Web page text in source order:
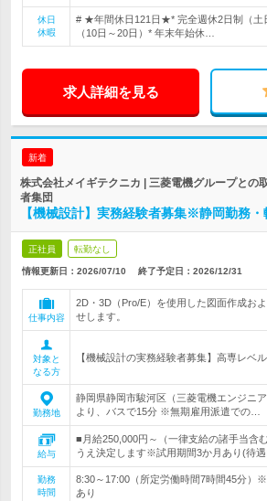
休日
休暇
# ★年間休日121日★* 完全週休2日制（土
（10日～20日）* 年末年始休…
求人詳細を見る
新着
株式会社メイギテクニカ | 三菱電機グループとの
者集団
【機械設計】実務経験者募集※静岡勤務・
正社員 転勤なし
情報更新日：2026/07/10 終了予定日： 2026/12/31
仕事内容
2D・3D（Pro/E）を使用した図面作成お
せします。
対象と
なる方
【機械設計の実務経験者募集】高専レベ
勤務地
静岡県静岡市駿河区（三菱電機エンジニ
より、バスで15分 ※無期雇用派遣での…
給与
■月給250,000円～（一律支給の諸手当含
うえ決定します※試用期間3か月あり(待
勤務
時間
8:30～17:00（所定労働時間7時間45分）
あり